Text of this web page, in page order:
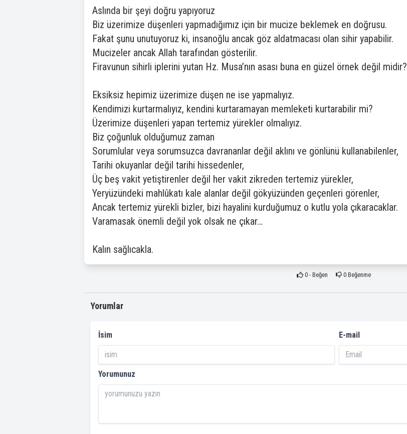
Aslında bir şeyi doğru yapıyoruz
Biz üzerimize düşenleri yapmadığımız için bir mucize beklemek en doğrusu.
Fakat şunu unutuyoruz ki, insanoğlu ancak göz aldatmacası olan sihir yapabilir.
Mucizeler ancak Allah tarafından gösterilir.
Firavunun sihirli iplerini yutan Hz. Musa’nın asası buna en güzel örnek değil midir?
Eksiksiz hepimiz üzerimize düşen ne ise yapmalıyız.
Kendimizi kurtarmalıyız, kendini kurtaramayan memleketi kurtarabilir mi?
Üzerimize düşenleri yapan tertemiz yürekler olmalıyız.
Biz çoğunluk olduğumuz zaman
Sorumlular veya sorumsuzca davrananlar değil aklını ve gönlünü kullanabilenler,
Tarihi okuyanlar değil tarihi hissedenler,
Üç beş vakit yetiştirenler değil her vakit zikreden tertemiz yürekler,
Yeryüzündeki mahlûkatı kale alanlar değil gökyüzünden geçenleri görenler,
Ancak tertemiz yürekli bizler, bizi hayalini kurduğumuz o kutlu yola çıkaracaklar.
Varamasak önemli değil yok olsak ne çıkar…
Kalın sağlıcakla.
0- Beğen 0 Beğenme
Yorumlar
İsim E-mail
Yorumunuz